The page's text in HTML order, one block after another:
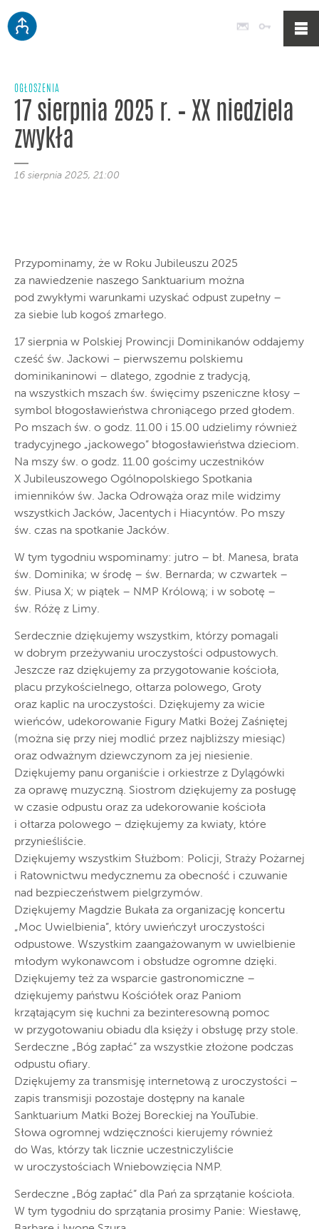
Poczta
OGŁOSZENIA
17 sierpnia 2025 r. – XX niedziela
zwykła
16 sierpnia 2025, 21:00
Przypominamy, że w Roku Jubileuszu 2025
za nawiedzenie naszego Sanktuarium można
pod zwykłymi warunkami uzyskać odpust zupełny –
za siebie lub kogoś zmarłego.
17 sierpnia w Polskiej Prowincji Dominikanów oddajemy
cześć św. Jackowi – pierwszemu polskiemu
dominikaninowi – dlatego, zgodnie z tradycją,
na wszystkich mszach św. święcimy pszeniczne kłosy –
symbol błogosławieństwa chroniącego przed głodem.
Po mszach św. o godz. 11.00 i 15.00 udzielimy również
tradycyjnego „jackowego” błogosławieństwa dzieciom.
Na mszy św. o godz. 11.00 gościmy uczestników
X Jubileuszowego Ogólnopolskiego Spotkania
imienników św. Jacka Odrowąża oraz mile widzimy
wszystkich Jacków, Jacentych i Hiacyntów. Po mszy
św. czas na spotkanie Jacków.
W tym tygodniu wspominamy: jutro – bł. Manesa, brata
św. Dominika; w środę – św. Bernarda; w czwartek –
św. Piusa X; w piątek – NMP Królową; i w sobotę –
św. Różę z Limy.
Serdecznie dziękujemy wszystkim, którzy pomagali
w dobrym przeżywaniu uroczystości odpustowych.
Jeszcze raz dziękujemy za przygotowanie kościoła,
placu przykościelnego, ołtarza polowego, Groty
oraz kaplic na uroczystości. Dziękujemy za wicie
wieńców, udekorowanie Figury Matki Bożej Zaśniętej
(można się przy niej modlić przez najbliższy miesiąc)
oraz odważnym dziewczynom za jej niesienie.
Dziękujemy panu organiście i orkiestrze z Dylągówki
za oprawę muzyczną. Siostrom dziękujemy za posługę
w czasie odpustu oraz za udekorowanie kościoła
i ołtarza polowego – dziękujemy za kwiaty, które
przynieśliście.
Dziękujemy wszystkim Służbom: Policji, Straży Pożarnej
i Ratownictwu medycznemu za obecność i czuwanie
nad bezpieczeństwem pielgrzymów.
Dziękujemy Magdzie Bukała za organizację koncertu
„Moc Uwielbienia”, który uwieńczył uroczystości
odpustowe. Wszystkim zaangażowanym w uwielbienie
młodym wykonawcom i obsłudze ogromne dzięki.
Dziękujemy też za wsparcie gastronomiczne –
dziękujemy państwu Kościółek oraz Paniom
krzątającym się kuchni za bezinteresowną pomoc
w przygotowaniu obiadu dla księży i obsługę przy stole.
Serdeczne „Bóg zapłać” za wszystkie złożone podczas
odpustu ofiary.
Dziękujemy za transmisję internetową z uroczystości –
zapis transmisji pozostaje dostępny na kanale
Sanktuarium Matki Bożej Boreckiej na YouTubie.
Słowa ogromnej wdzięczności kierujemy również
do Was, którzy tak licznie uczestniczyliście
w uroczystościach Wniebowzięcia NMP.
Serdeczne „Bóg zapłać” dla Pań za sprzątanie kościoła.
W tym tygodniu do sprzątania prosimy Panie: Wiesławę,